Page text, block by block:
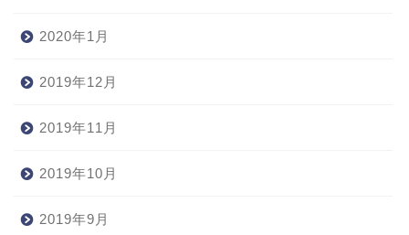
2020年1月
2019年12月
2019年11月
2019年10月
2019年9月